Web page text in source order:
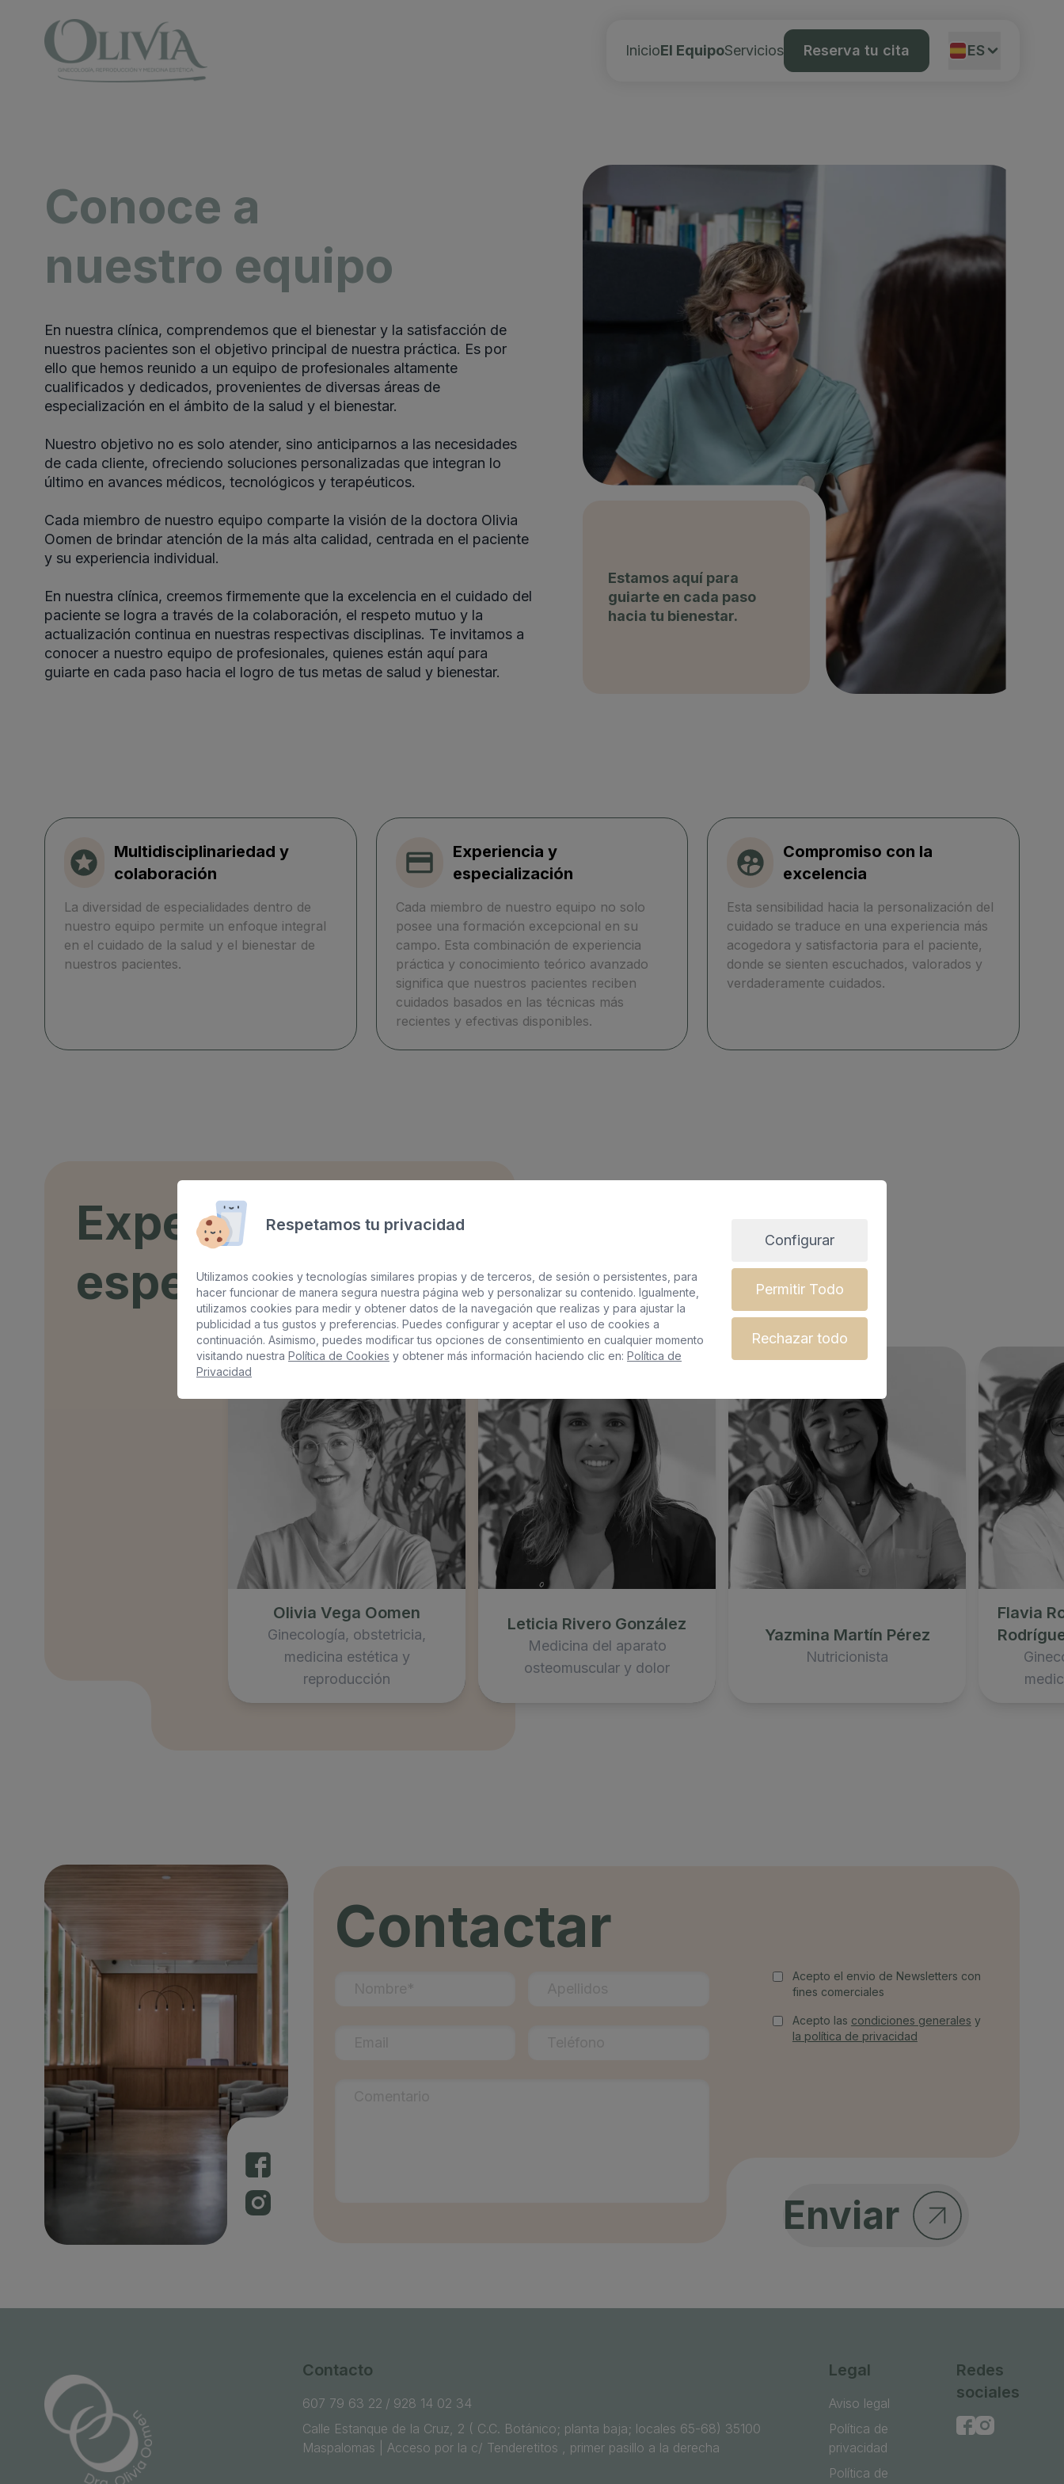
InicioEl EquipoServicios Reserva tu cita ES
Estamos aquí para
guiarte en cada paso
hacia tu bienestar.
Conoce a
nuestro equipo
En nuestra clínica, comprendemos que el bienestar y la satisfacción de
nuestros pacientes son el objetivo principal de nuestra práctica. Es por
ello que hemos reunido a un equipo de profesionales altamente
cualificados y dedicados, provenientes de diversas áreas de
especialización en el ámbito de la salud y el bienestar.
Nuestro objetivo no es solo atender, sino anticiparnos a las necesidades
de cada cliente, ofreciendo soluciones personalizadas que integran lo
último en avances médicos, tecnológicos y terapéuticos.
Cada miembro de nuestro equipo comparte la visión de la doctora Olivia
Oomen de brindar atención de la más alta calidad, centrada en el paciente
y su experiencia individual.
En nuestra clínica, creemos firmemente que la excelencia en el cuidado del
paciente se logra a través de la colaboración, el respeto mutuo y la
actualización continua en nuestras respectivas disciplinas. Te invitamos a
conocer a nuestro equipo de profesionales, quienes están aquí para
guiarte en cada paso hacia el logro de tus metas de salud y bienestar.
Multidisciplinariedad y
colaboración
La diversidad de especialidades dentro de
nuestro equipo permite un enfoque integral
en el cuidado de la salud y el bienestar de
nuestros pacientes.
Experiencia y
especialización
Cada miembro de nuestro equipo no solo
posee una formación excepcional en su
campo. Esta combinación de experiencia
práctica y conocimiento teórico avanzado
significa que nuestros pacientes reciben
cuidados basados en las técnicas más
recientes y efectivas disponibles.
Compromiso con la
excelencia
Esta sensibilidad hacia la personalización del
cuidado se traduce en una experiencia más
acogedora y satisfactoria para el paciente,
donde se sienten escuchados, valorados y
verdaderamente cuidados.
Expertos y
especialidades
Olivia Vega Oomen
Ginecología, obstetricia,
medicina estética y
reproducción
Leticia Rivero González
Medicina del aparato
osteomuscular y dolor
Yazmina Martín Pérez
Nutricionista
Flavia
Contactar
Acepto el envio de Newsletters con
fines comerciales
Acepto las condiciones generales y
la política de privacidad
Enviar
Contacto
607 79 63 22 / 928 14 02 34
Calle Estanque de la Cruz, 2 ( C.C. Botánico; planta baja; locales 65-68) 35100
Maspalomas | Acceso por la c/ Tenderetitos , primer pasillo a la derecha
Legal
Aviso legal
Política de
privacidad
Política de
Redes
sociales
Respetamos tu privacidad
Utilizamos cookies y tecnologías similares propias y de terceros, de sesión o persistentes, para
hacer funcionar de manera segura nuestra página web y personalizar su contenido. Igualmente,
utilizamos cookies para medir y obtener datos de la navegación que realizas y para ajustar la
publicidad a tus gustos y preferencias. Puedes configurar y aceptar el uso de cookies a
continuación. Asimismo, puedes modificar tus opciones de consentimiento en cualquier momento
visitando nuestra Política de Cookies y obtener más información haciendo clic en: Política de
Privacidad
Configurar
Permitir Todo
Rechazar todo